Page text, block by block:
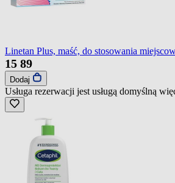
Linetan Plus, maść, do stosowania
15 89
Dodaj
Usługa rezerwacji jest usługą domyślną